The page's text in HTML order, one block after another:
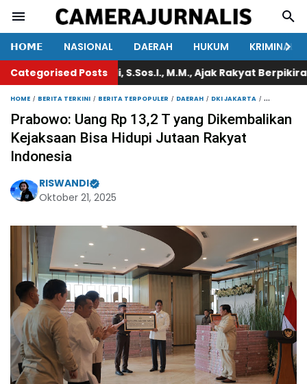
𝗛𝗢𝗠𝗘 NASIONAL DAERAH HUKUM
KRIMINAL
Categorised Posts
Zulfadli, S.Sos.I., M.M., Ajak Rakyat Berpikiran
HOME BERITA TERKINI BERITA TERPOPULER DAERAH DKI JAKARTA NASIONAL
Prabowo: Uang Rp 13,2 T yang Dikembalikan
Kejaksaan Bisa Hidupi Jutaan Rakyat
Indonesia
RISWANDI
Oktober 21, 2025